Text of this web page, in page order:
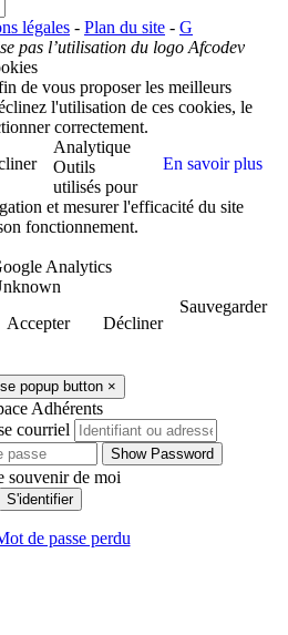
légales - Plan du site - G
pas l’utilisation du logo Afcodev
de vous proposer les meilleurs
l'utilisation de ces cookies, le
correctement.
En savoir plus
Analytique
Outils
utilisés pour
et mesurer l'efficacité du site
fonctionnement.
Analytics
Accepter
Décliner
Sauvegarder
×
Adhérents
courriel
Show Password
souvenir de moi
S'identifier
de passe perdu